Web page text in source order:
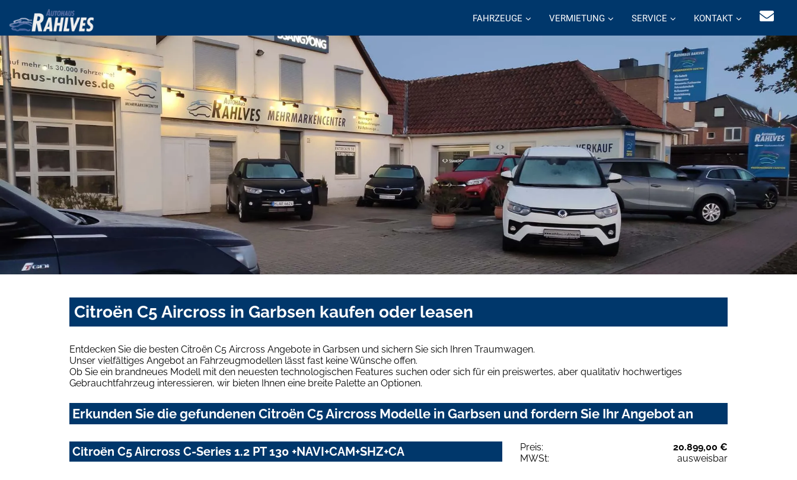
FAHRZEUGE VERMIETUNG SERVICE KONTAKT
Citroën C5 Aircross in Garbsen kaufen oder leasen
Entdecken Sie die besten Citroën C5 Aircross Angebote in Garbsen und sichern Sie sich Ihren Traumwagen.
Unser vielfältiges Angebot an Fahrzeugmodellen lässt fast keine Wünsche offen.
Ob Sie ein brandneues Modell mit den neuesten technologischen Features suchen oder sich für ein preiswertes, aber qualitativ hochwertiges
Gebrauchtfahrzeug interessieren, wir bieten Ihnen eine breite Palette an Optionen.
Erkunden Sie die gefundenen Citroën C5 Aircross Modelle in Garbsen und fordern Sie Ihr Angebot an
Citroën C5 Aircross C-Series 1.2 PT 130 +NAVI+CAM+SHZ+CA Preis:
20.899,00 €
MWSt:
ausweisbar